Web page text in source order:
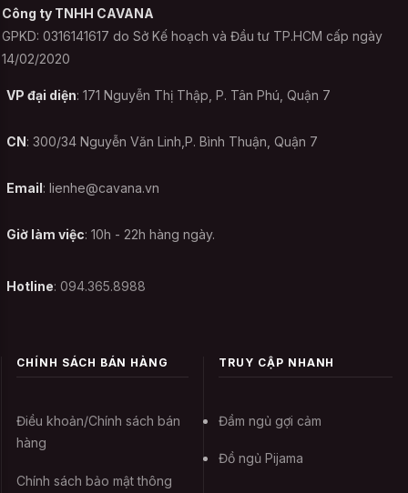
Công ty TNHH CAVANA
GPKD: 0316141617 do Sở Kế hoạch và Đầu tư TP.HCM cấp ngày
14/02/2020
VP đại diện: 171 Nguyễn Thị Thập, P. Tân Phú, Quận 7
CN: 300/34 Nguyễn Văn Linh,P. Bình Thuận, Quận 7
Email: lienhe@cavana.vn
Giờ làm việc: 10h - 22h hàng ngày.
Hotline: 094.365.8988
CHÍNH SÁCH BÁN HÀNG
Điều khoản/Chính sách bán
hàng
Chính sách bảo mật thông
TRUY CẬP NHANH
Đầm ngủ gợi cảm
Đồ ngủ Pijama